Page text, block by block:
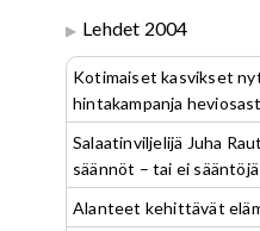
Lehdet 2004
Kotimaiset kasvikset
hintakampanja
Salaatinviljelijä Juha
säännöt – tai ei sääntöjä
Alanteet kehittävät